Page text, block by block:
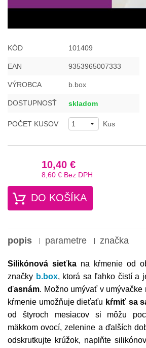
KÓD 101409
EAN 9353965007333
VÝROBCA b.box
DOSTUPNOSŤ skladom
POČET KUSOV Kus
10,40 €
8,60 € Bez DPH
DO KOŠÍKA
popis parametre značka
Silikónová sieťka na kŕmenie od
značky b.box, ktorá sa ľahko čistí a
ďasnám. Možno umývať v
kŕmenie umožňuje dieťaťu kŕmiť sa
od štyroch mesiacov si môžu
mäkkom ovocí, zelenine a ďalších
odskrutkujte krúžok, naplňte